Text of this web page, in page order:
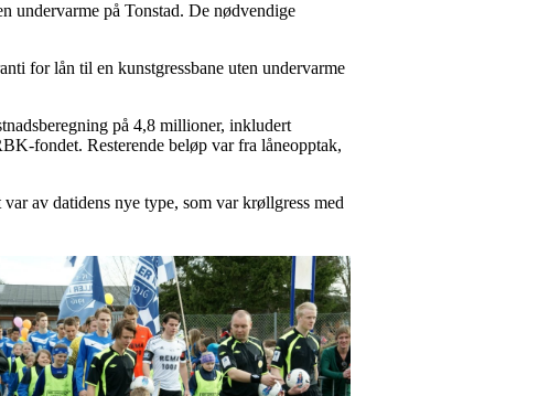
undervarme på Tonstad. De nødvendige
for lån til en kunstgressbane uten undervarme
på 4,8 millioner, inkludert
fondet. Resterende beløp var fra låneopptak,
av datidens nye type, som var krøllgress med